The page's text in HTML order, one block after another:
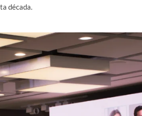
década.